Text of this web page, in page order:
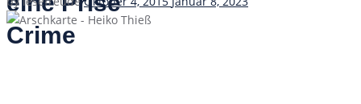
Crime
on